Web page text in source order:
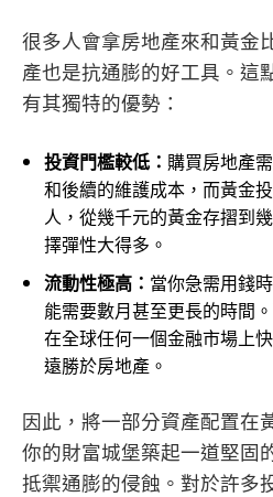
很多人會拿房地產來和黃金
產也是抗通膨的好工具。這
有其獨特的優勢：
投資門檻較低： 購買房地產
和後續的維護成本，而黃金
人，從幾千元的黃金存摺到
擇彈性大得多。
流動性極高： 當你急需用錢
能需要數月甚至更長的時間
在全球任何一個金融市場上
遠勝於房地產。
因此，將一部分資產配置在
你的財富城堡築起一道堅固
抵禦通膨的侵蝕。對於許多